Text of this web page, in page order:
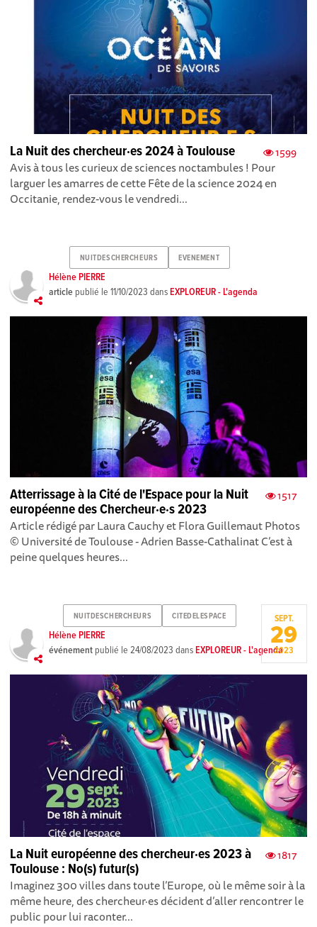
1599
La Nuit des chercheur·es 2024 à Toulouse
Avis à tous les curieux de sciences noctambules ! Pour
larguer les amarres de cette Fête de la science 2024 en
Occitanie, rendez-vous le vendredi...
NUITDESCHERCHEURS EVENEMENT
Hélène PIERRE
article publié le11/10/2023 dansEXPLOREUR - L'agenda
1517
Atterrissage à la Cité de l'Espace pour la Nuit
européenne des Chercheur·e·s 2023
Article rédigé par Laura Cauchy et Flora Guillemaut Photos
© Université de Toulouse - Adrien Basse-Cathalinat C’est à
peine quelques heures...
NUITDESCHERCHEURS CITEDELESPACE
Hélène PIERRE
événement publié le24/08/2023 dansEXPLOREUR - L'agenda
SEPT.
29
2023
1817
La Nuit européenne des chercheur·es 2023 à
Toulouse : No(s) futur(s)
Imaginez 300 villes dans toute l’Europe, où le même soir à la
même heure, des chercheur·es décident d’aller rencontrer le
public pour lui raconter...